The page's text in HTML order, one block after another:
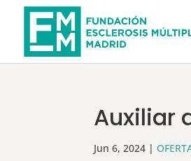
Auxiliar
Jun 6, 2024 |